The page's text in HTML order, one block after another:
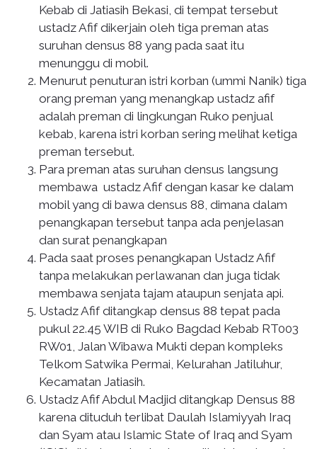
Kebab di Jatiasih Bekasi, di tempat tersebut
ustadz Afif dikerjain oleh tiga preman atas
suruhan densus 88 yang pada saat itu
menunggu di mobil.
Menurut penuturan istri korban (ummi Nanik) tiga
orang preman yang menangkap ustadz afif
adalah preman di lingkungan Ruko penjual
kebab, karena istri korban sering melihat ketiga
preman tersebut.
Para preman atas suruhan densus langsung
membawa ustadz Afif dengan kasar ke dalam
mobil yang di bawa densus 88, dimana dalam
penangkapan tersebut tanpa ada penjelasan
dan surat penangkapan
Pada saat proses penangkapan Ustadz Afif
tanpa melakukan perlawanan dan juga tidak
membawa senjata tajam ataupun senjata api.
Ustadz Afif ditangkap densus 88 tepat pada
pukul 22.45 WIB di Ruko Bagdad Kebab RT003
RW01, Jalan Wibawa Mukti depan kompleks
Telkom Satwika Permai, Kelurahan Jatiluhur,
Kecamatan Jatiasih.
Ustadz Afif Abdul Madjid ditangkap Densus 88
karena dituduh terlibat Daulah Islamiyyah Iraq
dan Syam atau Islamic State of Iraq and Syam